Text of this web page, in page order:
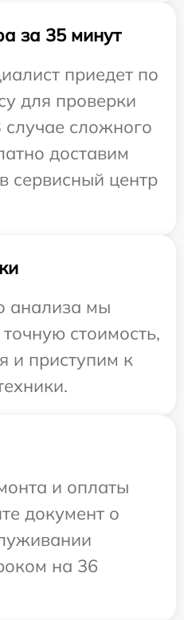
за 35 минут
приедет по
для проверки
случае сложного
доставим
сервисный центр
анализа мы
стоимость,
и приступим к
и оплаты
документ о
на 36